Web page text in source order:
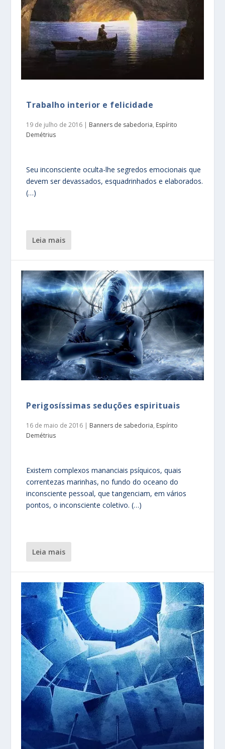
Trabalho interior e felicidade
19 de julho de 2016 | Banners de sabedoria, Espírito
Demétrius
Seu inconsciente oculta-lhe segredos emocionais que
devem ser devassados, esquadrinhados e elaborados.
(…)
leia mais
Perigosíssimas seduções espirituais
16 de maio de 2016 | Banners de sabedoria, Espírito
Demétrius
Existem complexos mananciais psíquicos, quais
correntezas marinhas, no fundo do oceano do
inconsciente pessoal, que tangenciam, em vários
pontos, o inconsciente coletivo. (…)
leia mais